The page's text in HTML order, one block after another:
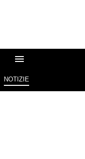
NOTIZIE